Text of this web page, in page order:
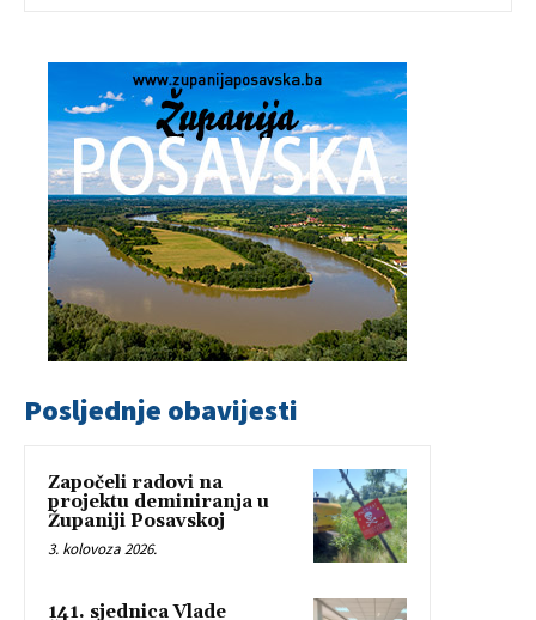
Posljednje obavijesti
Započeli radovi na
projektu deminiranja u
Županiji Posavskoj
3. kolovoza 2026.
141. sjednica Vlade